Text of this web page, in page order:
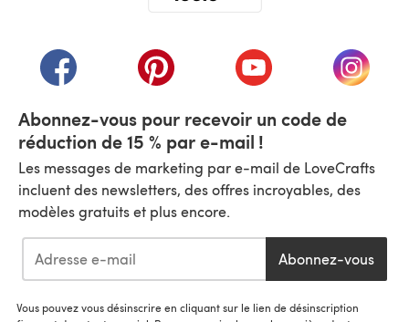
(s'ouvre dans un nouvel onglet)
(s'ouvre dans un nouvel onglet)
(s'ouvre dans un(s'ouvre
Abonnez-vous pour recevoir un code de
réduction de 15 % par e-mail !
Les messages de marketing par e-mail de LoveCrafts
incluent des newsletters, des offres incroyables, des
modèles gratuits et plus encore.
Abonnez-vous
Vous pouvez vous désinscrire en cliquant sur le lien de désinscription